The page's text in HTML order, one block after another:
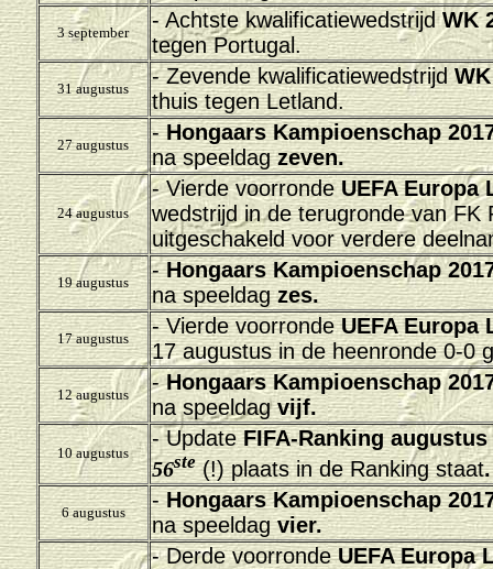
3 september
- AchtstekwalificatiewedstrijdWK
tegen Portugal.
31 augustus
- ZevendekwalificatiewedstrijdWK
thuis tegen Letland.
27 augustus
-Hongaars Kampioenschap
na speeldagzeven.
24 augustus
- Vierde voorrondeUEFA Europa
wedstrijd in de terugronde van FK
uitgeschakeld voor verdere
19 augustus
-Hongaars Kampioenschap
na speeldagzes.
17 augustus
- Vierde voorrondeUEFA Europa
17 augustus in de heenronde 0-0
12 augustus
-Hongaars Kampioenschap
na speeldagvijf.
10 augustus
- Update FIFA-Ranking augustus
56ste(!) plaats in de Ranking staat.
6 augustus
-Hongaars Kampioenschap
na speeldagvier.
- Derde voorrondeUEFA Europa